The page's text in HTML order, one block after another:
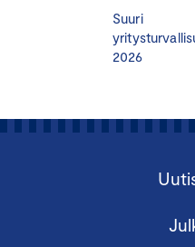
Mitä viherväittämät
Miksi viherpesu on
Markkinointi,
viherväittämät
Suuri
2026